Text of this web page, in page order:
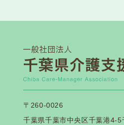
2026.06.03 関
2026.06.01
2026.05.29
〒260-0026
千葉県千葉市中央区千葉港4-